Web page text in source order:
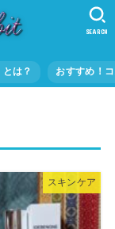
は？ おすすめ！
SEARCH
スキンケア